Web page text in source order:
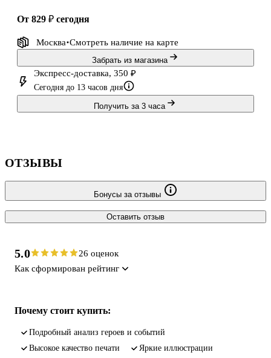
от 829 ₽ сегодня
Москва Смотреть наличие на карте
Забрать из магазина
Экспресс-доставка, 350 ₽
Сегодня до 13 часов дня
Получить за 3 часа
ОТЗЫВЫ
Бонусы за отзывы
Оставить отзыв
5.0
26 оценок
Как сформирован рейтинг
Почему стоит купить:
подробный анализ героев и событий
высокое качество печати
яркие иллюстрации